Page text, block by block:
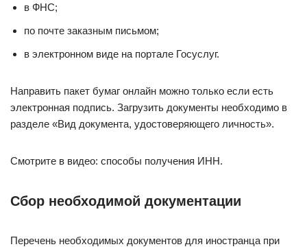
в ФНС;
по почте заказным письмом;
в электронном виде на портале Госуслуг.
Направить пакет бумаг онлайн можно только если есть
электронная подпись. Загрузить документы необходимо в
разделе «Вид документа, удостоверяющего личность».
Смотрите в видео: способы получения ИНН.
Сбор необходимой документации
Перечень необходимых документов для иностранца при